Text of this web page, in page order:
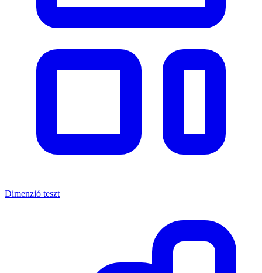
Dimenzió teszt